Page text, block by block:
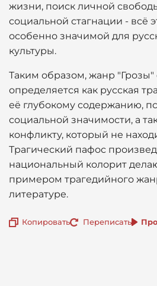
жизни, поиск личной
социальной стагнации - всё
особенно значимой для
культуры.
Таким образом, жанр "Грозы"
определяется как русская
её глубокому содержанию,
социальной значимости, а
конфликту, который не
Трагический пафос
национальный колорит
примером трагедийного
литературе.
Копировать Переписать